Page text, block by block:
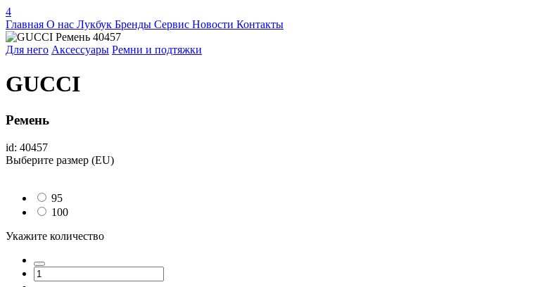
4
Главная О нас Лукбук Бренды Сервис Новости Контакты
Для него Аксессуары Ремни и подтяжки
GUCCI
Ремень
id: 40457
Выберите размер (EU)
95
100
Укажите количество